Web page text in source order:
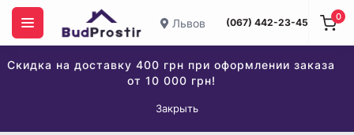
Львов (067) 442-23-45
Скидка на доставку 400 грн при оформлении заказа
от 10 000 грн!
Закрыть
0